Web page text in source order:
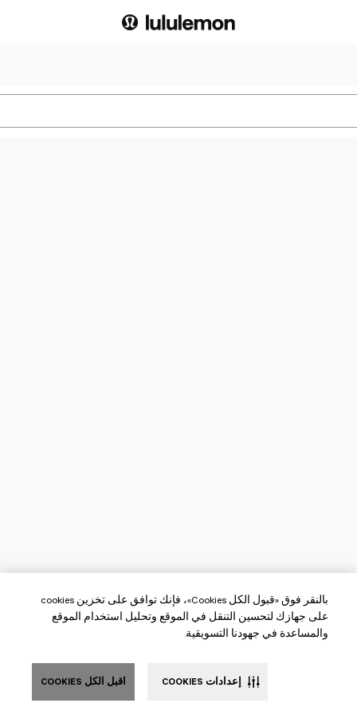
بالنقر فوق «قبول الكل Cookies»، فإنك توافق على تخزين cookies
على جهازك لتحسين التنقل في الموقع وتحليل استخدام الموقع
والمساعدة في جهودنا التسويقية.
اقبل الكل COOKIES إعدادات COOKIES